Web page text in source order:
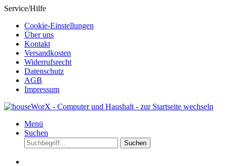
Service/Hilfe
Cookie-Einstellungen
Über uns
Kontakt
Versandkosten
Widerrufsrecht
Datenschutz
AGB
Impressum
Menü
Suchen
Suchen